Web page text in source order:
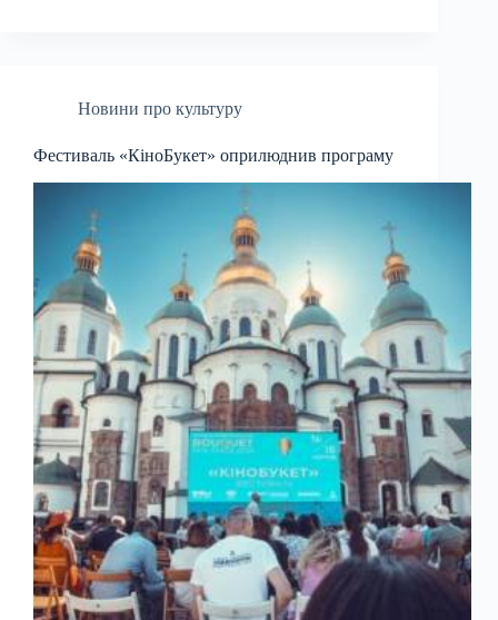
Новини про культуру
Фестиваль «КіноБукет» оприлюднив програму